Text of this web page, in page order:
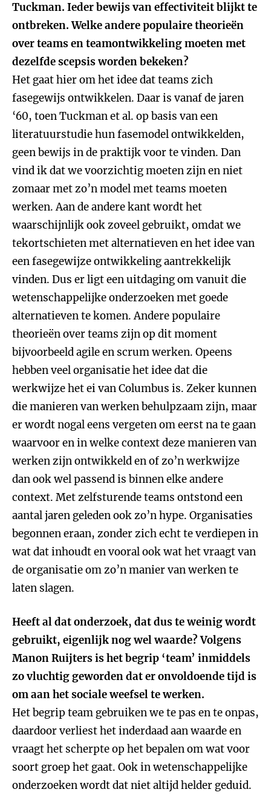
Tuckman. Ieder bewijs van effectiviteit blijkt te
ontbreken. Welke andere populaire theorieën
over teams en teamontwikkeling moeten met
dezelfde scepsis worden bekeken?
Het gaat hier om het idee dat teams zich
fasegewijs ontwikkelen. Daar is vanaf de jaren
‘60, toen Tuckman et al. op basis van een
literatuurstudie hun fasemodel ontwikkelden,
geen bewijs in de praktijk voor te vinden. Dan
vind ik dat we voorzichtig moeten zijn en niet
zomaar met zo’n model met teams moeten
werken. Aan de andere kant wordt het
waarschijnlijk ook zoveel gebruikt, omdat we
tekortschieten met alternatieven en het idee van
een fasegewijze ontwikkeling aantrekkelijk
vinden. Dus er ligt een uitdaging om vanuit die
wetenschappelijke onderzoeken met goede
alternatieven te komen. Andere populaire
theorieën over teams zijn op dit moment
bijvoorbeeld agile en scrum werken. Opeens
hebben veel organisatie het idee dat die
werkwijze het ei van Columbus is. Zeker kunnen
die manieren van werken behulpzaam zijn, maar
er wordt nogal eens vergeten om eerst na te gaan
waarvoor en in welke context deze manieren van
werken zijn ontwikkeld en of zo’n werkwijze
dan ook wel passend is binnen elke andere
context. Met zelfsturende teams ontstond een
aantal jaren geleden ook zo’n hype. Organisaties
begonnen eraan, zonder zich echt te verdiepen in
wat dat inhoudt en vooral ook wat het vraagt van
de organisatie om zo’n manier van werken te
laten slagen.
Heeft al dat onderzoek, dat dus te weinig wordt
gebruikt, eigenlijk nog wel waarde? Volgens
Manon Ruijters is het begrip ‘team’ inmiddels
zo vluchtig geworden dat er onvoldoende tijd is
om aan het sociale weefsel te werken.
Het begrip team gebruiken we te pas en te onpas,
daardoor verliest het inderdaad aan waarde en
vraagt het scherpte op het bepalen om wat voor
soort groep het gaat. Ook in wetenschappelijke
onderzoeken wordt dat niet altijd helder geduid.